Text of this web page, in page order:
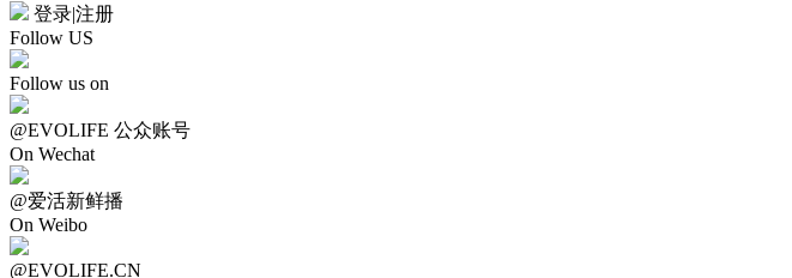
登录|注册
Follow US
Follow us on
@EVOLIFE 公众账号
On Wechat
@爱活新鲜播
On Weibo
@EVOLIFE.CN